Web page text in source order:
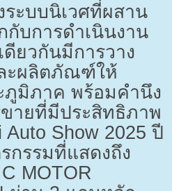
ะบบนิเวศที่ผสาน
บการดำเนินงาน
ยวกันมีการวาง
ะผลิตภัณฑ์ให้
ภูมิภาค พร้อมคำนึง
ายที่มีประสิทธิภาพ
Auto Show 2025 ปี
กรรมที่แสดงถึง
MOTOR